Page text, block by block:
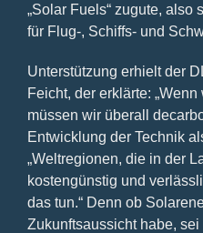
„Solar Fuels“ zugute, also
für Flug-, Schiffs- und
Unterstützung erhielt der
Feicht, der erklärte:
müssen wir überall
Entwicklung der Technik
„Weltregionen, die in der
kostengünstig und
das tun.“ Denn ob
Zukunftsaussicht habe, sei